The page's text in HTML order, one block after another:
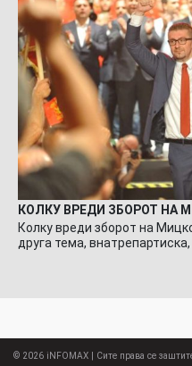
КОЛКУ ВРЕДИ ЗБОРОТ НА
Колку вреди зборот на
друга тема, внатрепартиска,
© 2026 iNFOMAX | Сите права се